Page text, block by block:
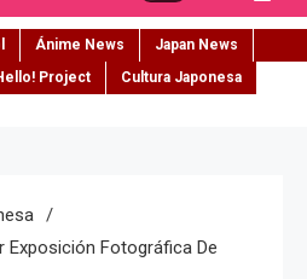
Ánime News
Japan News
Project
Cultura Japonesa
Exposición Fotográfica De